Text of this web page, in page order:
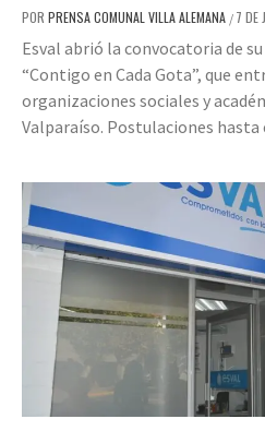
POR PRENSA COMUNAL VILLA ALEMANA / 7 DE
Esval abrió la convocatoria de
“Contigo en Cada Gota”, que
organizaciones sociales y
Valparaíso. Postulaciones hasta